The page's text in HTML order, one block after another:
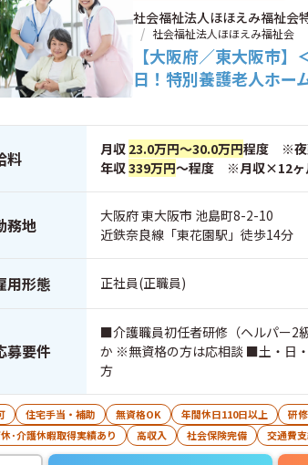
社会福祉法人ほほえみ福祉会
社会福祉法人ほほえみ福祉会
【大阪府／東大阪市
日！特別養護老人ホー
料 月収 23.0万円～30.0万円程度 ※夜
年収339万円～程度 ※月収×12ヶ
務地
大阪府 東大阪市 池島町8-2-10
近鉄奈良線「東花園駅」徒歩14分
用形態 正社員(正職員)
募要件
■介護職員初任者研修（ヘルパー
か ※無資格の方は応相談 ■土・日
方
住宅手当・補助 無資格OK 年間休日110日以上
研
･介護休暇取得実績あり
高収入 社会保険完備 交通費